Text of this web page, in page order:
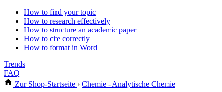
How to find your topic
How to research effectively
How to structure an academic paper
How to cite correctly
How to format in Word
Trends
FAQ
Zur Shop-Startseite › Chemie - Analytische Chemie